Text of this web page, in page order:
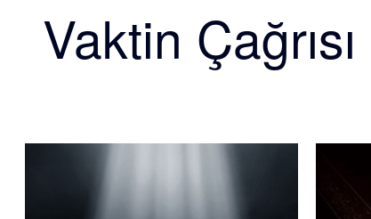
Vaktin Çağrısı